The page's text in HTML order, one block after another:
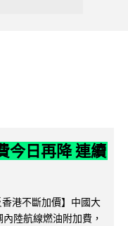
今日再降 連續
港不斷加價】中國大
陸航線燃油附加費，